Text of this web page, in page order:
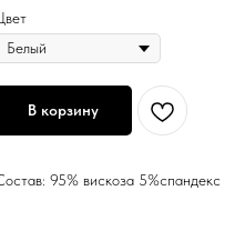
В корзину
95% вискоза 5%спандекс